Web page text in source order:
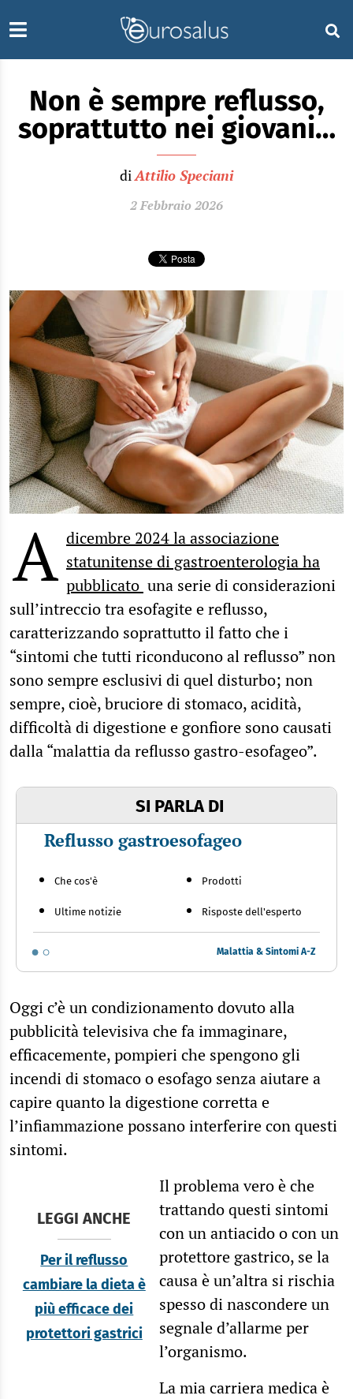
Non è sempre reflusso,
soprattutto nei giovani…
diAttilio Speciani
2 Febbraio 2026
A dicembre 2024 la associazione
statunitense di gastroenterologia ha
pubblicato una serie di considerazioni
sull’intreccio tra esofagite e reflusso,
caratterizzando soprattutto il fatto che i
“sintomi che tutti riconducono al reflusso” non
sono sempre esclusivi di quel disturbo; non
sempre, cioè, bruciore di stomaco, acidità,
difficoltà di digestione e gonfiore sono causati
dalla “malattia da reflusso gastro-esofageo”.
SI PARLA DI
Reflusso gastroesofageo
Che cos'è
Ultime notizie
Prodotti
Risposte dell'esperto
Malattia & Sintomi A-Z
Oggi c’è un condizionamento dovuto alla
pubblicità televisiva che fa immaginare,
efficacemente, pompieri che spengono gli
incendi di stomaco o esofago senza aiutare a
capire quanto la digestione corretta e
l’infiammazione possano interferire con questi
sintomi.
LEGGI ANCHE
Per il reflusso
cambiare la dieta è
più efficace dei
protettori gastrici
Il problema vero è che
trattando questi sintomi
con un antiacido o con un
protettore gastrico, se la
causa è un’altra si rischia
spesso di nascondere un
segnale d’allarme per
l’organismo.
La mia carriera medica è